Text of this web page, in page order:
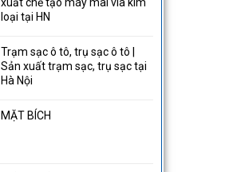
loại tại HN
Trạm sạc ô tô, trụ sạc ô tô |
Sản xuất trạm sạc, trụ sạc tại
Hà Nội
MẶT BÍCH